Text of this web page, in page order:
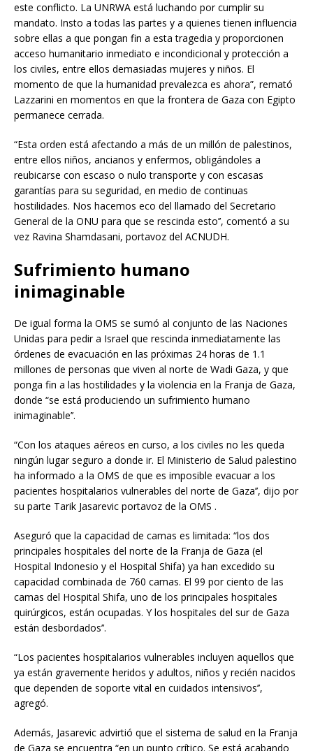
este conflicto. La UNRWA está luchando por cumplir su
mandato. Insto a todas las partes y a quienes tienen influencia
sobre ellas a que pongan fin a esta tragedia y proporcionen
acceso humanitario inmediato e incondicional y protección a
los civiles, entre ellos demasiadas mujeres y niños. El
momento de que la humanidad prevalezca es ahora”, remató
Lazzarini en momentos en que la frontera de Gaza con Egipto
permanece cerrada.
“Esta orden está afectando a más de un millón de palestinos,
entre ellos niños, ancianos y enfermos, obligándoles a
reubicarse con escaso o nulo transporte y con escasas
garantías para su seguridad, en medio de continuas
hostilidades. Nos hacemos eco del llamado del Secretario
General de la ONU para que se rescinda esto’’, comentó a su
vez Ravina Shamdasani, portavoz del ACNUDH.
Sufrimiento humano
inimaginable
De igual forma la OMS se sumó al conjunto de las Naciones
Unidas para pedir a Israel que rescinda inmediatamente las
órdenes de evacuación en las próximas 24 horas de 1.1
millones de personas que viven al norte de Wadi Gaza, y que
ponga fin a las hostilidades y la violencia en la Franja de Gaza,
donde “se está produciendo un sufrimiento humano
inimaginable’’.
“Con los ataques aéreos en curso, a los civiles no les queda
ningún lugar seguro a donde ir. El Ministerio de Salud palestino
ha informado a la OMS de que es imposible evacuar a los
pacientes hospitalarios vulnerables del norte de Gaza’’, dijo por
su parte Tarik Jasarevic portavoz de la OMS .
Aseguró que la capacidad de camas es limitada: “los dos
principales hospitales del norte de la Franja de Gaza (el
Hospital Indonesio y el Hospital Shifa) ya han excedido su
capacidad combinada de 760 camas. El 99 por ciento de las
camas del Hospital Shifa, uno de los principales hospitales
quirúrgicos, están ocupadas. Y los hospitales del sur de Gaza
están desbordados’’.
“Los pacientes hospitalarios vulnerables incluyen aquellos que
ya están gravemente heridos y adultos, niños y recién nacidos
que dependen de soporte vital en cuidados intensivos’’,
agregó.
Además, Jasarevic advirtió que el sistema de salud en la Franja
de Gaza se encuentra “en un punto crítico. Se está acabando